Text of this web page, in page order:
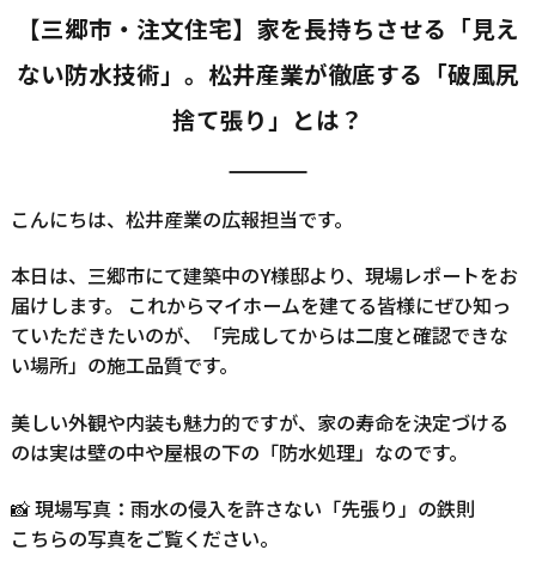
【三郷市・注文住宅】家を長持ちさせる「見え
ない防水技術」。松井産業が徹底する「破風尻
捨て張り」とは？
こんにちは、松井産業の広報担当です。
本日は、三郷市にて建築中のY様邸より、現場レポートをお
届けします。 これからマイホームを建てる皆様にぜひ知っ
ていただきたいのが、「完成してからは二度と確認できな
い場所」の施工品質です。
美しい外観や内装も魅力的ですが、家の寿命を決定づける
のは実は壁の中や屋根の下の「防水処理」なのです。
📸 現場写真：雨水の侵入を許さない「先張り」の鉄則
こちらの写真をご覧ください。